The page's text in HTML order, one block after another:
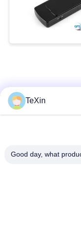
लोकप्रिय
TeXin
Good day, what